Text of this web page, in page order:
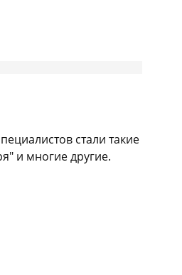
стали такие
и многие другие.